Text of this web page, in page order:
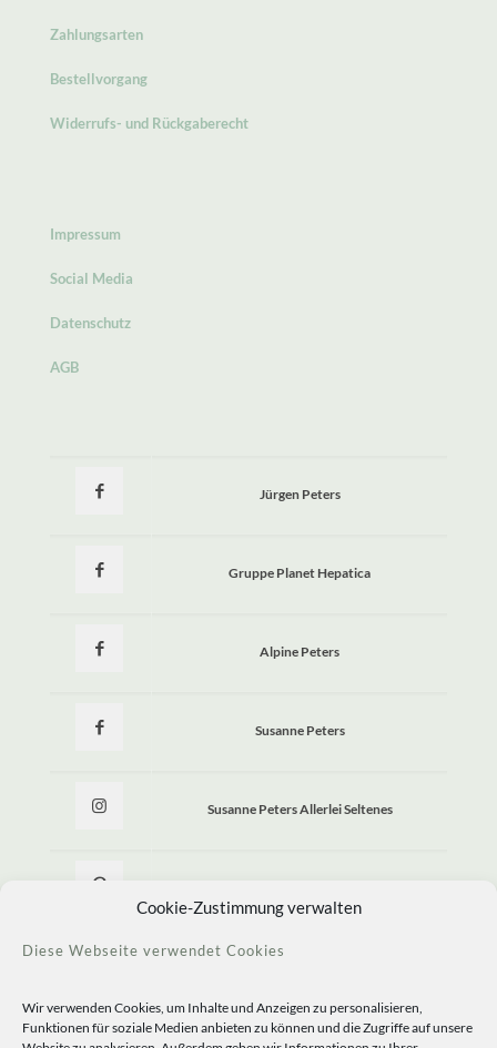
Cookie-Zustimmung verwalten
Diese Webseite verwendet Cookies
Wir verwenden Cookies, um Inhalte und Anzeigen zu personalisieren,
Funktionen für soziale Medien anbieten zu können und die Zugriffe auf unsere
Zahlungsarten
Bestellvorgang
Widerrufs- und Rückgaberecht
Impressum
Social Media
Datenschutz
AGB
Jürgen Peters
Gruppe Planet Hepatica
Alpine Peters
Susanne Peters
Susanne Peters Allerlei Seltenes